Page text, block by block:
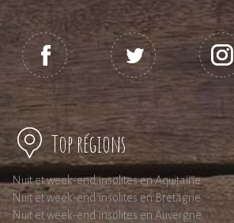
Top régions
Nuit et week-end insolites en Aquitaine
Nuit et week-end insolites en Bretagne
Nuit et week-end insolites en Auvergne